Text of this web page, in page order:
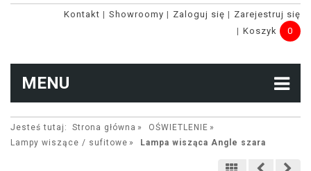
Kontakt Showroomy Zaloguj się
Zarejestruj się
Koszyk
0
MENU
Jesteś tutaj: Strona główna
OŚWIETLENIE
Lampy wiszące / sufitowe
Lampa wisząca Angle szara